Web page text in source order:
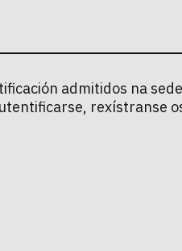
admitidos na
rexístranse